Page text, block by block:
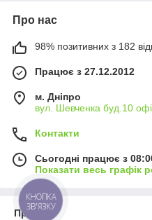
Про нас
98% позитивних з 182
Працює з 27.12.2012
м. Дніпро
вул. Шевченка буд.10
Контакти
Сьогодні працює з
Показати весь графік
Про нас
КНОПКА
ЗВ'ЯЗКУ